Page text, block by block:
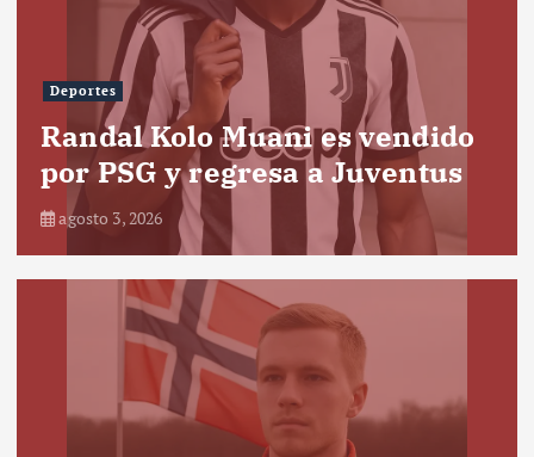
Deportes
Randal Kolo Muani es vendido
por PSG y regresa a Juventus
agosto 3, 2026